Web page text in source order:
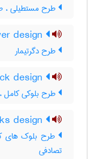
طرح مستطیلی ،
طرح دگرتیمار
طرح بلوکی کامل
طرح بلوک های
تصادفی